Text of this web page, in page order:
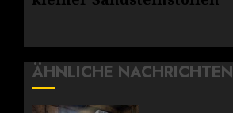
ÄHNLICHE NACHRICHTEN